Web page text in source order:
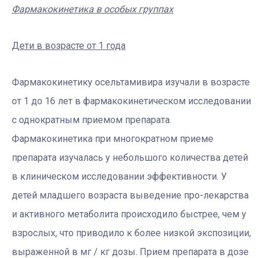
Фармакокинетика в особых группах
Дети в возрасте от 1 года
Фармакокинетику осельтамивира изучали в возрасте
от 1 до 16 лет в фармакокинетическом исследовании
с однократным приемом препарата.
Фармакокинетика при многократном приеме
препарата изучалась у небольшого количества детей
в клиническом исследовании эффективности. У
детей младшего возраста выведение про-лекарства
и активного метаболита происходило быстрее, чем у
взрослых, что приводило к более низкой экспозиции,
выраженной в мг / кг дозы. Прием препарата в дозе